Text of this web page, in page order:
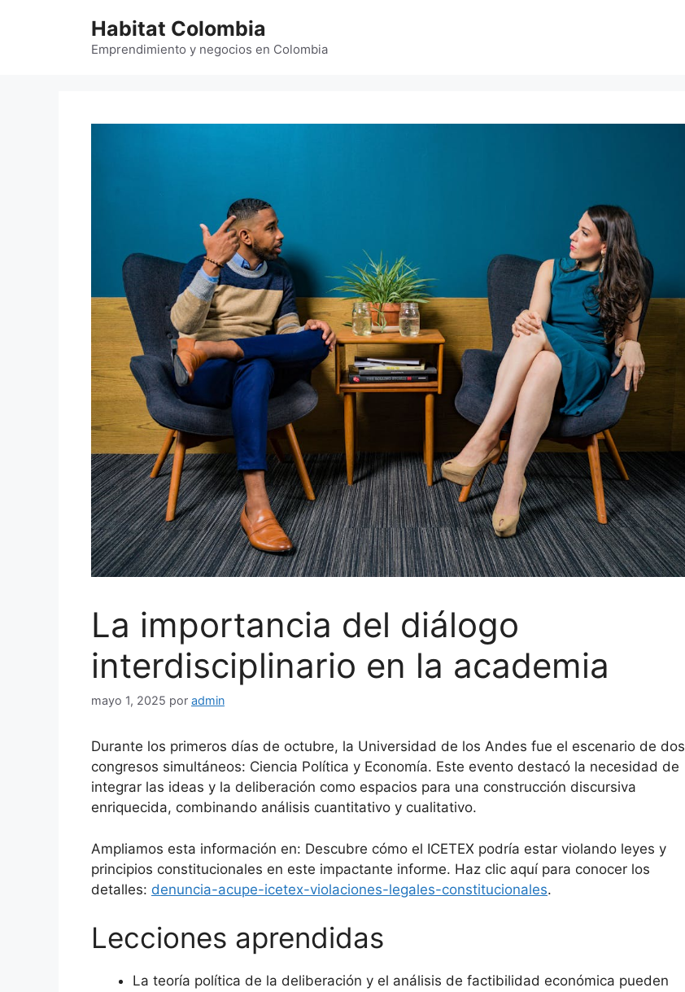
Habitat Colombia
Emprendimiento y negocios en Colombia
La importancia del diálogo
interdisciplinario en la academia
mayo 1, 2025 por admin
Durante los primeros días de octubre, la Universidad de los Andes fue el escenario de dos
congresos simultáneos: Ciencia Política y Economía. Este evento destacó la necesidad de
integrar las ideas y la deliberación como espacios para una construcción discursiva
enriquecida, combinando análisis cuantitativo y cualitativo.
Ampliamos esta información en: Descubre cómo el ICETEX podría estar violando leyes y
principios constitucionales en este impactante informe. Haz clic aquí para conocer los
detalles: denuncia-acupe-icetex-violaciones-legales-constitucionales.
Lecciones aprendidas
La teoría política de la deliberación y el análisis de factibilidad económica pueden